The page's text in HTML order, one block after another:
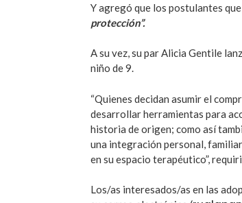
Y agregó que los postulantes
protección”.
A su vez, su par Alicia Gentile
niño de 9.
“Quienes decidan asumir el
desarrollar herramientas para
historia de origen; como así
una integración personal,
en su espacio terapéutico”,
Los/as interesados/as en las